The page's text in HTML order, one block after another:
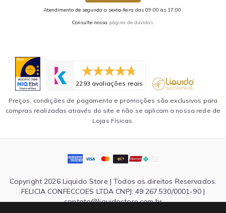
Atendimento de segunda a sexta-feira das 09:00 às 17:00.
Consulte nossa página de dúvidas.
2293 avaliações reais
Preços, condições de pagamento e promoções são exclusivos para
compras realizadas através do site e não se aplicam a nossa rede de
Lojas Físicas.
Copyright 2026 Liquido Store | Todos os direitos Reservados.
FELICIA CONFECCOES LTDA CNPJ: 49.267.530/0001-90 |
contato@liquidostore.com.br